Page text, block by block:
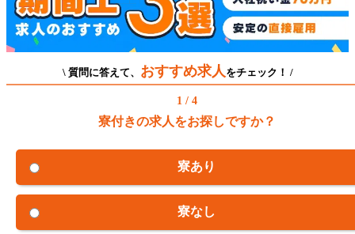
\ 質問に答えて、 おすすめ求人 をチェック！ /
1 / 4
寮付きの求人をお探しですか？
寮あり
寮なし